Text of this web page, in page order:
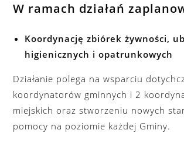
W ramach działań
Koordynację zbiórek żywności,
higienicznych i opatrunkowych
Działanie polega na wsparciu
koordynatorów gminnych i 2
miejskich oraz stworzeniu nowych
pomocy na poziomie każdej Gminy.